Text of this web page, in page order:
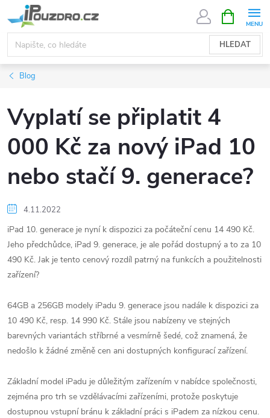
na
obsah
HLEDAT
NÁKUPNÍ
KOŠÍK
Blog
Vyplatí se připlatit 4
000 Kč za nový iPad 10
nebo stačí 9. generace?
4.11.2022
iPad 10. generace je nyní k dispozici za počáteční cenu 14 490 Kč.
Jeho předchůdce, iPad 9. generace, je ale pořád dostupný a to za 10
490 Kč. Jak je tento cenový rozdíl patrný na funkcích a použitelnosti
zařízení?
64GB a 256GB modely iPadu 9. generace jsou nadále k dispozici za
10 490 Kč, resp. 14 990 Kč. Stále jsou nabízeny ve stejných
barevných variantách stříbrné a vesmírně šedé, což znamená, že
nedošlo k žádné změně cen ani dostupných konfigurací zařízení.
Základní model iPadu je důležitým zařízením v nabídce společnosti,
zejména pro trh se vzdělávacími zařízeními, protože poskytuje
dostupnou vstupní bránu k základní práci s iPadem za nízkou cenu.